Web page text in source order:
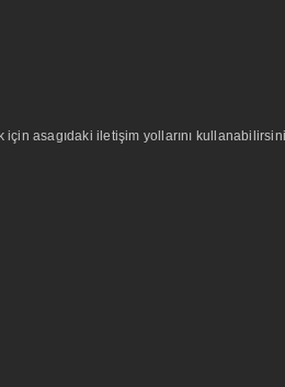
asagıdaki iletişim yollarını